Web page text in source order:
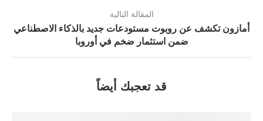
المقالة التالية
أمازون تكشف عن روبوت مستودعات جديد بالذكاء الاصطناعي
ضمن استثمار ضخم في أوروبا
قد تعجبك أيضاً